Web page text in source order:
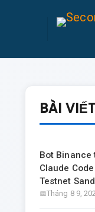
BÀI
Bot Binance
Claude
Testnet
Tháng 8 9,